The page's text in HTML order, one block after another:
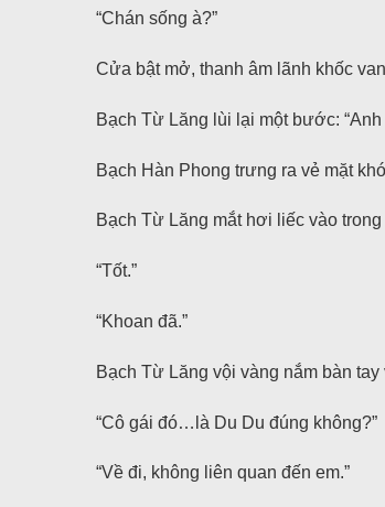
“Chán sống à?”
Cửa bật mở, thanh âm lãnh khốc
Bạch Từ Lăng lùi lại một bước:
Bạch Hàn Phong trưng ra vẻ mặt
Bạch Từ Lăng mắt hơi liếc vào
“Tốt.”
“Khoan đã.”
Bạch Từ Lăng vội vàng nắm bàn
“Cô gái đó…là Du Du đúng không?”
“Về đi, không liên quan đến em.”